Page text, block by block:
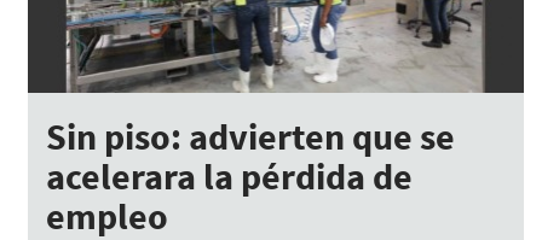
Sin piso: advierten que se
acelerara la pérdida de
empleo